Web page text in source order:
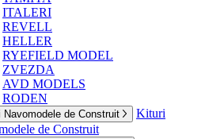
ITALERI
REVELL
HELLER
RYEFIELD MODEL
ZVEZDA
AVD MODELS
RODEN
Navomodele de Construit
Kituri
de Construit